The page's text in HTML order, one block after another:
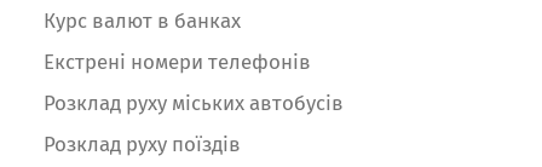
Курс валют в банках
Екстрені номери телефонів
Розклад руху міських автобусів
Розклад руху поїздів